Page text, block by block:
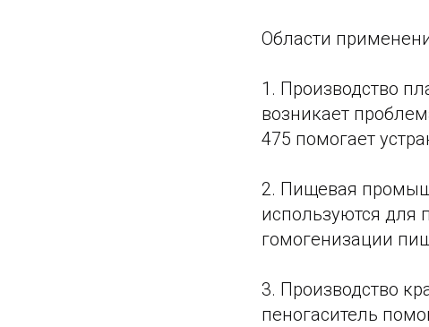
Области
1. Производство
возникает
475 помогает
2. Пищевая
используются для
гомогенизации
3. Производство
пенoгаситель